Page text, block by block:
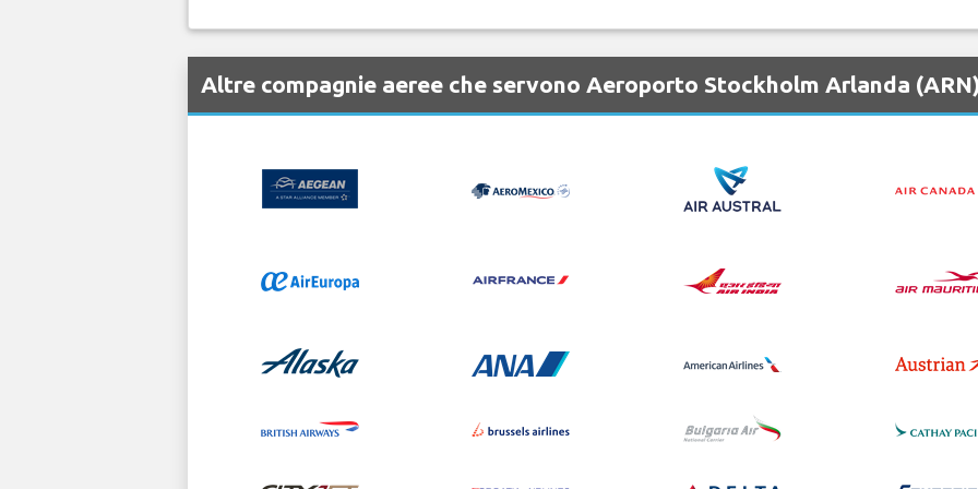
Altre compagnie aeree che servono Aeroporto Stockholm Arlanda